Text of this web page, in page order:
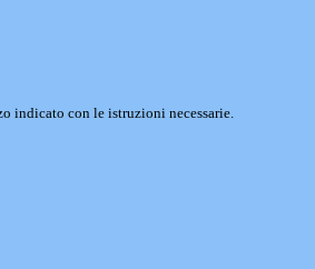
indicato con le istruzioni necessarie.